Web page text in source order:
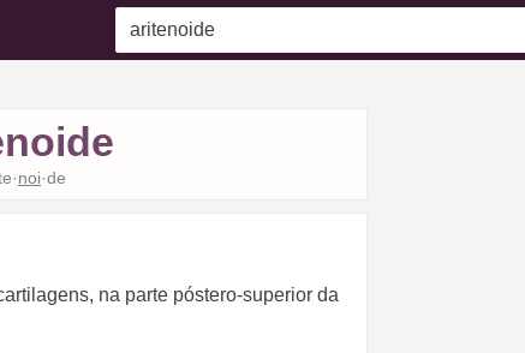
noi·de
na parte póstero-superior da